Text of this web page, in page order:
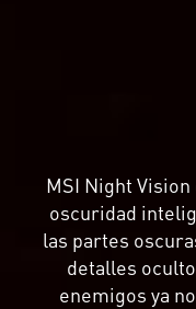
MSI Night
oscuridad
las partes
detalles
enemigos ya